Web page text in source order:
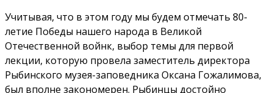
Учитывая, что в этом году мы будем отмечать 80-
летие Победы нашего народа в Великой
Отечественной войнк, выбор темы для первой
лекции, которую провела заместитель директора
Рыбинского музея-заповедника Оксана Гожалимова,
был вполне закономерен. Рыбинцы достойно